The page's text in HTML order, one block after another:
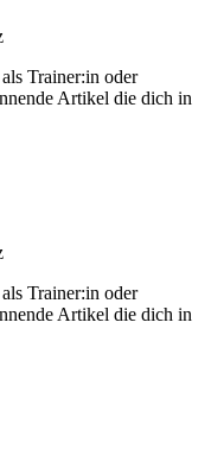
Trainer:in oder
Artikel die dich in
Trainer:in oder
Artikel die dich in